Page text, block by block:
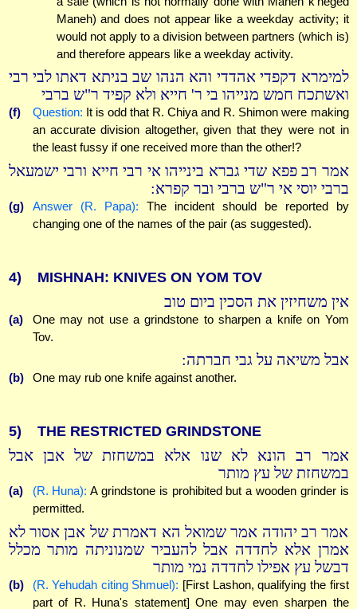
Maneh) and does not appear like a weekday activity; it
would not apply to a division between partners (which is)
and therefore appears like a weekday activity.
למימרא דקפדי אהדדי והא הנהו שב בניתא דאתו לבי רבי
ואשתכח חמש מנייהו בי ר' חייא ולא קפיד ר"ש ברבי
(f) Question: It is odd that R. Chiya and R. Shimon were making
an accurate division altogether, given that they were not in
the least fussy if one received more than the other!?
אמר רב פפא שדי גברא בינייהו אי רבי חייא ורבי ישמעאל
ברבי יוסי אי ר"ש ברבי ובר קפרא:
(g) Answer (R. Papa): The incident should be reported by
changing one of the names of the pair (as suggested).
4) MISHNAH: KNIVES ON YOM TOV
אין משחיזין את הסכין ביום טוב
(a)
One may not use a grindstone to sharpen a knife on Yom
Tov.
אבל משיאה על גבי חברתה:
(b) One may rub one knife against another.
5) THE RESTRICTED GRINDSTONE
אמר רב הונא לא שנו אלא במשחזת של אבן אבל
במשחזת של עץ מותר
(a) (R. Huna): A grindstone is prohibited but a wooden grinder is
permitted.
אמר רב יהודה אמר שמואל הא דאמרת של אבן אסור לא
אמרן אלא לחדדה אבל להעביר שמנוניתה מותר מכלל
דבשל עץ אפילו לחדדה נמי מותר
(b) (R. Yehudah citing Shmuel): [First Lashon, qualifying the first
part of R. Huna's statement] One may even sharpen the